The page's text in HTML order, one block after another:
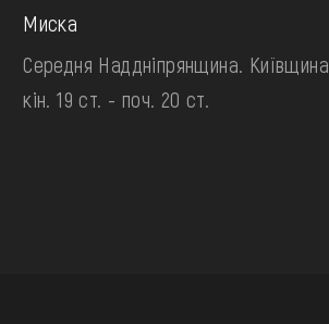
Миска
Середня Наддніпрянщина. Київщина
кін. 19 ст. - поч. 20 ст.